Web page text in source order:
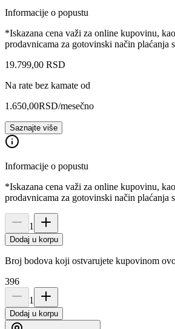
Informacije o popustu
*Iskazana cena važi za online kupovinu,
prodavnicama za gotovinski način plaćanja
19.799,00 RSD
Na rate bez kamate od
1.650,00RSD/mesečno
Saznajte više
Informacije o popustu
*Iskazana cena važi za online kupovinu,
prodavnicama za gotovinski način plaćanja
1
Dodaj u korpu
Broj bodova koji ostvarujete kupovinom
396
1
Dodaj u korpu